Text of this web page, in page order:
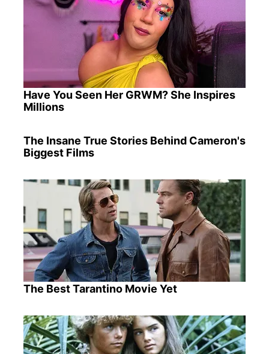
Have You Seen Her GRWM? She Inspires
Millions
The Insane True Stories Behind Cameron's
Biggest Films
The Best Tarantino Movie Yet